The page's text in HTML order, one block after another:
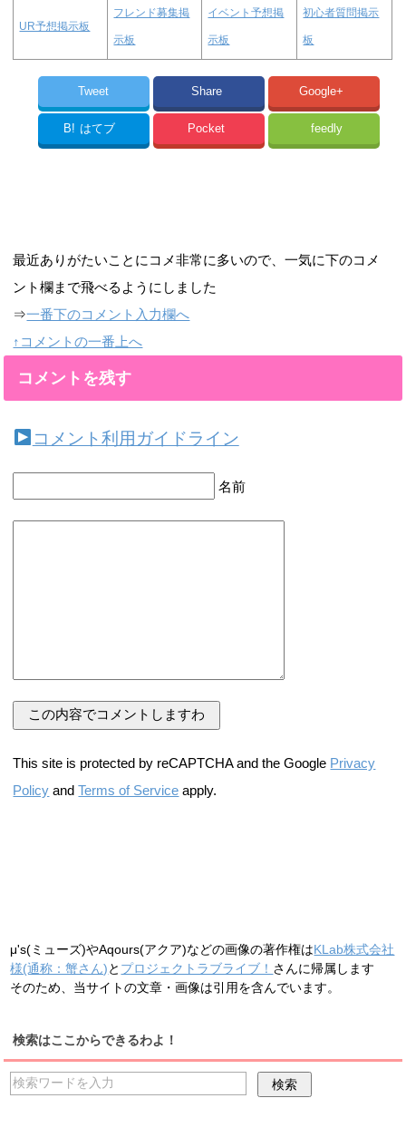
UR予想掲示板
フレンド募集掲
示板
イベント予想掲
示板
初心者質問掲示
板
Tweet Share Google+
B! はてブ Pocket feedly
最近ありがたいことにコメ非常に多いので、一気に下のコメ
ント欄まで飛べるようにしました
⇒一番下のコメント入力欄へ
↑コメントの一番上へ
コメントを残す
コメント利用ガイドライン
名前
This site is protected by reCAPTCHA and the Google Privacy
Policy andTerms of Service apply.
μ's(ミューズ)やAqours(アクア)などの画像の著作権はKLab株式会社
様(通称：蟹さん)と プロジェクトラブライブ！ さんに帰属します
そのため、当サイトの文章・画像は引用を含んでいます。
検索はここからできるわよ！